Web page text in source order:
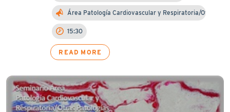
Área Patología Cardiovascular y Respiratoria/Otra…
15:30
READ MORE